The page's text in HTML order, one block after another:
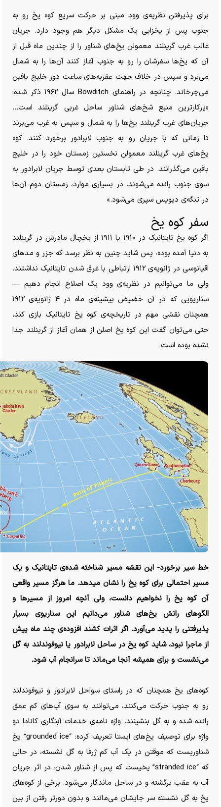
برای پذیرفتن نظریه‌ی وود مبنی بر حرکت سریع کوه یخ رو به
جنوب پس از یخزایی یک مشکل دیگر هم وجود دارد. جریان
غالب غرب گرینلند معمولن یخ‌های شناور را از چندین ماه قبل از
آن که یخ‌ها سفرشان را رو به جنوب آغاز کنند آن‌ها را به شمال
می‌برد و سپس در خلاف جهت عقربه‌های ساعت دور خلیج بافین
می‌چرخاند. چنانچه در راهنمای Bowditch سال ۱۹۶۲ ذکر شده:
«پرکارترین منبع شخ‌های شناور ساحل غربی گرینلند است…
جریان‌های غرب گرینلند یخ‌ها را به شمال و سپس به غرب می‌برند
تا زمانی که با جریان رو به جنوب لابرادور برخورد کنند. کوه
یخ‌های غرب گرینلند معمولن نخستین زمستان خود را در خلیج
بافین می‌گذرانند. در طی تابستان بعدی توسط جریان لابرادور به
سوی جنوب رانده می‌شوند. در بسیاری موارد، زمستان دوم آن‌ها
در تنگه‌ی دیویس سپری می‌شود.»
سفر کوه یخ
اگر کوه یخ تایتانیک در ۱۹۱۰ یا ۱۹۱۱ از یخچال مادرش در گرینلند
به دنیا آمده بوده، پس شاید چنین به نظر برسد که جزر و مد‌های
اقیانوسی در ژانویه‌ی ۱۹۱۲ ارتباطی با غرق شدن تایتانیک نداشتند.
ولی ما می‌توانیم در نظریه‌ی وود یک اصلاح انجام دهیم —
سناریویی که در آن حضیض بیشینه‌ی ماه در ۴ ژانویه‌ی ۱۹۱۲
همچنان نقشی مهم در تاریخچه‌ی کوه یخ تایتانیک بازی کند،
حتی می‌توان گفت این کوه یخ اصلن از همان آغاز از گرینلند جدا
نشده بوده است.
خط سیر برخورد- این نقشه مسیر شناخته شده‌ی تایتانیک و یک
مسیر احتمالی برای کوه یخ را نشان میدهد. ما هرگز مسیر واقعی
آن کوه یخ را نخواهیم دانست، ولی آنچه امروز از مسیر‌ها و
الگو‌های رانش یخ‌های شناور می‌دانیم این سناریوی بسیار
پذیرفتنی را پدید می‌آورد. اگر اثرات کشند افزوده‌ی چند ماه پیش
از ماجرا نبود، شاید کوه یخ در ساحل لابرادور یا نیوفوندلند به گل
می‌نشست و برای همیشه آنجا می‌ماند تا سرانجام آب شود.
کوه‌های یخ همچنان که در راستای سواحل لابرادور و نیوفوندلند
رو به جنوب حرکت می‌کنند، می‌توانند به سوی آب‌های کم عمق
رانده شده و به گل بنشینند. واژه نامه‌ی خدمات آبنگاری کانادا دو
واژه برای توصیف یخ‌های ایستا تعریف کرده: “grounded ice” یخ
شناوریست که موقتن در یک آب کم ژرفا به گل نشسته، در حالی
که “stranded ice” یخیست که پس از شناور شدن، در اثر جریان
آب به عقب برگشته و در ساحل ماندگار می‌شود. برخی از کوه‌های
یخ به گل نشسته سر جایشان می‌مانند و بدون دورتر رفتن از بین